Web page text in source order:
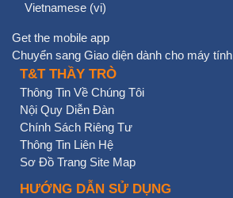
Vietnamese ‎(vi)‎
Get the mobile app
Chuyển sang Giao diện dành cho máy tính
T&T THẦY TRÒ
Thông Tin Về Chúng Tôi
Nội Quy Diễn Đàn
Chính Sách Riêng Tư
Thông Tin Liên Hệ
Sơ Đồ Trang Site Map
HƯỚNG DẪN SỬ DỤNG